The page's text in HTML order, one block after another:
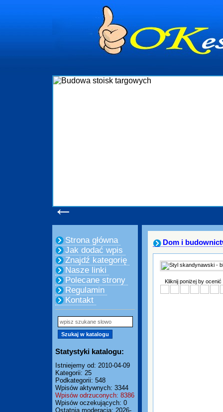
←
Strona główna
Jak dodać wpis
Znajdź kategorię
Nasze linki
Polecane strony
Regulamin
Kontakt
Statystyki katalogu:
Istniejemy od: 2010-04-09
Kategorii: 25
Podkategorii: 548
Wpisów aktywnych: 3344
Wpisów odrzuconych: 8386
Wpisów oczekujących: 0
Ostatnia moderacja: 2026-
Dom i
Kliknij poniżej by ocenić